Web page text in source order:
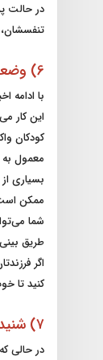
در حالت
تنفسشان،
6) وضعیت روحی کودک را رصد کنید
با ادامه
این کار
کودکان
معمول
بسیاری
ممکن
طریق
اگر
کنید تا
۷) شنیدن اخبار را محدود کنید
در حالی